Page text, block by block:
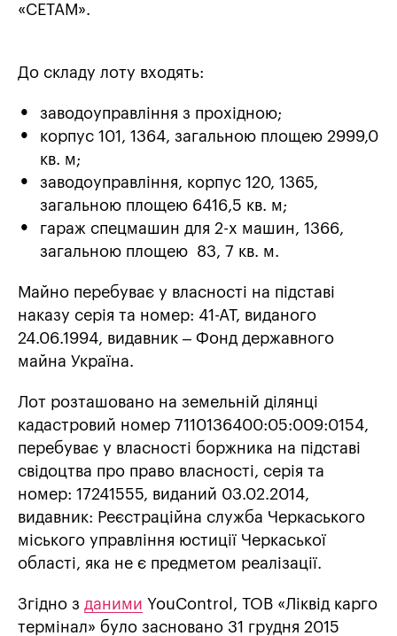
«СЕТАМ».
До складу лоту входять:
заводоуправління з прохідною;
корпус 101, 1364, загальною площею 2999,0
кв. м;
заводоуправління, корпус 120, 1365,
загальною площею 6416,5 кв. м;
гараж спецмашин для 2-х машин, 1366,
загальною площею 83, 7 кв. м.
Майно перебуває у власності на підставі
наказу серія та номер: 41-АТ, виданого
24.06.1994, видавник – Фонд державного
майна Україна.
Лот розташовано на земельній ділянці
кадастровий номер 7110136400:05:009:0154,
перебуває у власності боржника на підставі
свідоцтва про право власності, серія та
номер: 17241555, виданий 03.02.2014,
видавник: Реєстраційна служба Черкаського
міського управління юстиції Черкаської
області, яка не є предметом реалізації.
Згідно з даними YouControl, ТОВ «Ліквід карго
термінал» було засновано 31 грудня 2015